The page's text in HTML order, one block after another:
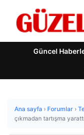
Güncel
Ana sayfa › Forumlar ›
çıkmadan tartışma yarattı